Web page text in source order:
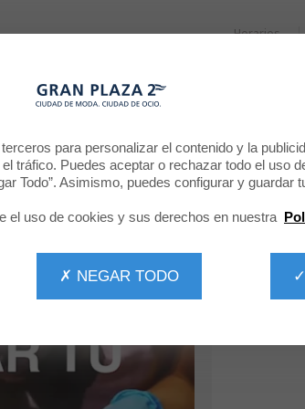
Horarios
TU CUMPLEAÑOS EN
para personalizar el contenido y la
tráfico. Puedes aceptar o rechazar todo el uso
Todo”. Asimismo, puedes configurar y guardar
el uso de cookies y sus derechos en nuestra
✗ NEGAR TODO